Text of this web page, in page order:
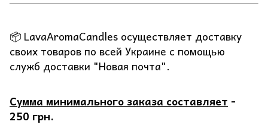
📦 LavaAromaCandles осуществляет доставку
своих товаров по всей Украине с помощью
служб доставки "Новая почта".
Сумма минимального заказа составляет -
250 грн.